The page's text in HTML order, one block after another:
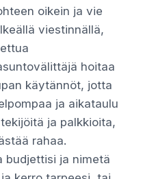
oikein ja vie
viestinnällä,
hoitaa
käytännöt, jotta
ja aikataulu
ja palkkioita,
rahaa.
budjettisi ja nimetä